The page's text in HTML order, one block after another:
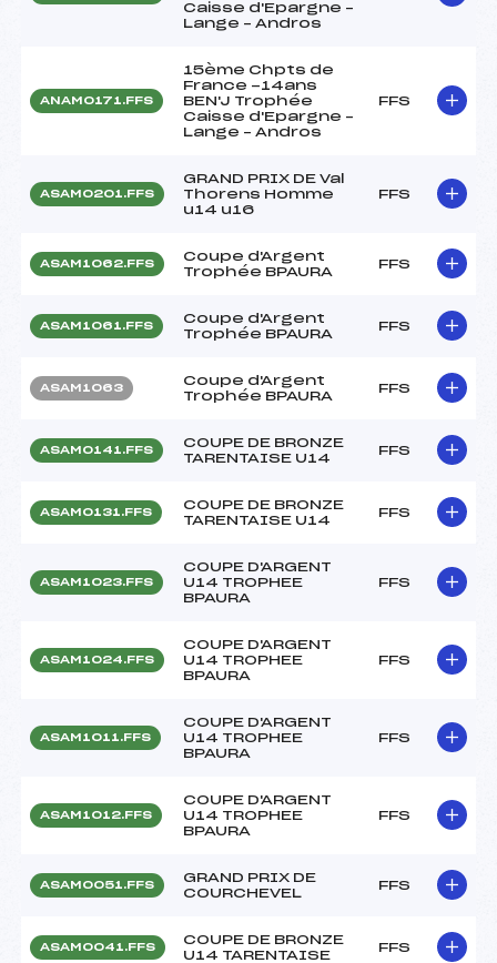
Caisse d'Epargne –
Lange – Andros
ANAM0171.FFS
15ème Chpts de
France -14ans
BEN'J Trophée
Caisse d'Epargne –
Lange – Andros
FFS
ASAM0201.FFS
GRAND PRIX DE Val
Thorens Homme
u14 u16
FFS
ASAM1062.FFS
Coupe d'Argent
Trophée BPAURA
FFS
ASAM1061.FFS
Coupe d'Argent
Trophée BPAURA
FFS
ASAM1063
Coupe d'Argent
Trophée BPAURA
FFS
ASAM0141.FFS
COUPE DE BRONZE
TARENTAISE U14
FFS
ASAM0131.FFS
COUPE DE BRONZE
TARENTAISE U14
FFS
ASAM1023.FFS
COUPE D'ARGENT
U14 TROPHEE
BPAURA
FFS
ASAM1024.FFS
COUPE D'ARGENT
U14 TROPHEE
BPAURA
FFS
ASAM1011.FFS
COUPE D'ARGENT
U14 TROPHEE
BPAURA
FFS
ASAM1012.FFS
COUPE D'ARGENT
U14 TROPHEE
BPAURA
FFS
ASAM0051.FFS
GRAND PRIX DE
COURCHEVEL
FFS
ASAM0041.FFS
COUPE DE BRONZE
U14 TARENTAISE
FFS